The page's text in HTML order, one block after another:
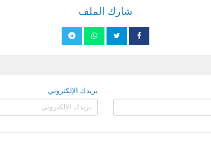
شارك الملف
بريدك الإلكتروني